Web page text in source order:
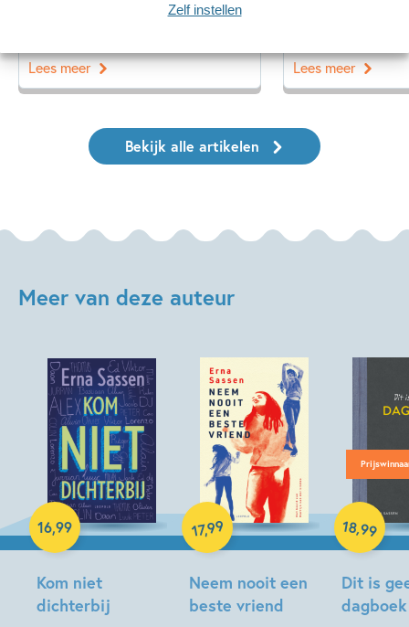
Zelf instellen
Lees meer Lees meer
Bekijk alle artikelen
Meer van deze auteur
Kom niet
dichterbij
16,99
Paperback
Neem nooit een
beste vriend
17,99
Paperback
Dit is
dagboek
18,99